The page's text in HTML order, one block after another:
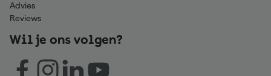
Advies
Reviews
Wil je ons volgen?